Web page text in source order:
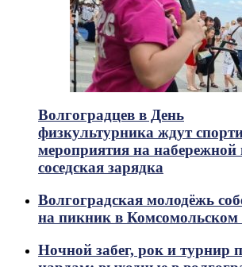
Волгоградцев в День
физкультурника ждут
мероприятия на набережной
соседская зарядка
Волгоградская молодёжь
на пикник в Комсомольском
Ночной забег, рок и турнир